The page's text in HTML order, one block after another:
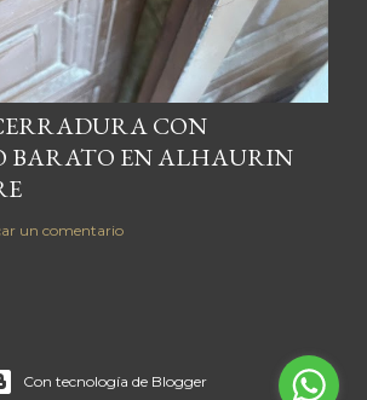
CON
BARATO EN ALHAURIN
un comentario
Con tecnología de Blogger